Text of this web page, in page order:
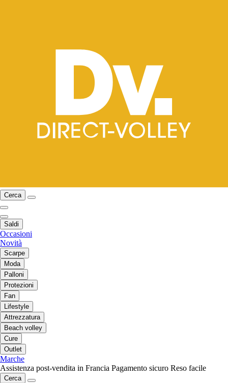
Cerca
Saldi
Occasioni
Novità
Scarpe
Moda
Palloni
Protezioni
Fan
Lifestyle
Attrezzatura
Beach volley
Cure
Outlet
Marche
Assistenza post-vendita in Francia Pagamento sicuro Reso facile
Cerca